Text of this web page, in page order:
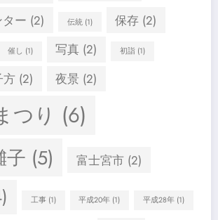
ー (2) 伝統(1) 保存 (2)
催し (1) 写真 (2) 初詣(1)
方(2) 夜景 (2)
つり (6)
子 (5) 富士宮市(2)
工事(1) 平成20年 (1) 平成28年(1)